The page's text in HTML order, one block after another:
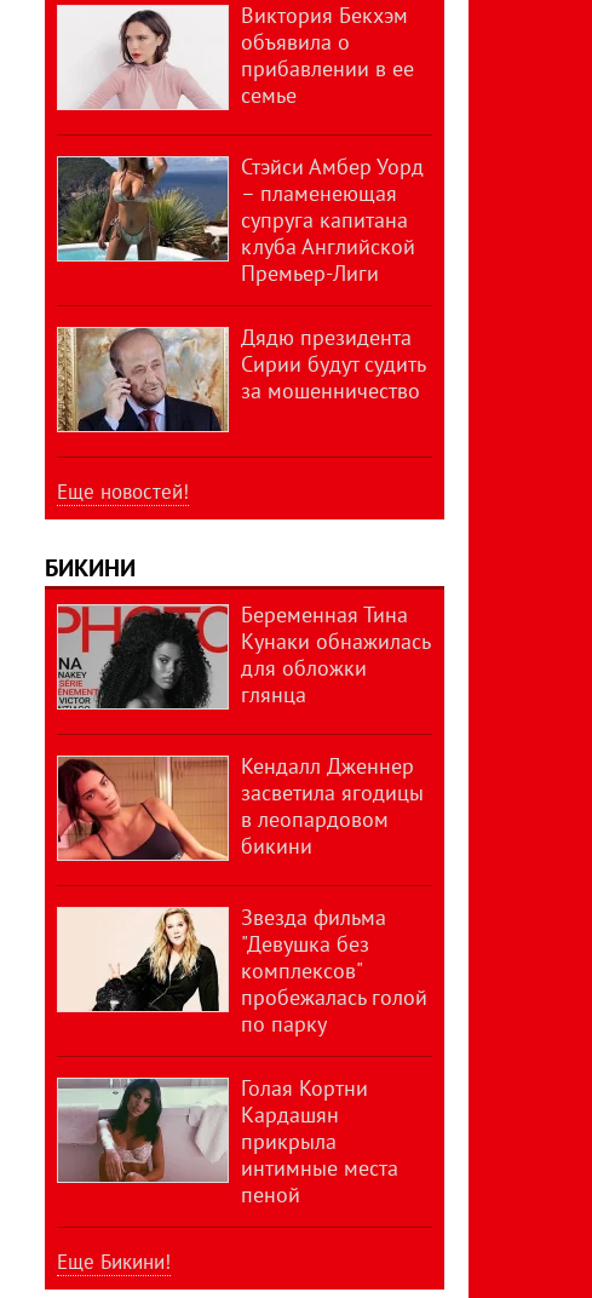
Виктория Бекхэм
объявила о
прибавлении в ее
семье
Стэйси Амбер Уорд
– пламенеющая
супруга капитана
клуба Английской
Премьер-Лиги
Дядю президента
Сирии будут судить
за мошенничество
Еще новостей!
БИКИНИ
Беременная Тина
Кунаки обнажилась
для обложки
глянца
Кендалл Дженнер
засветила ягодицы
в леопардовом
бикини
Звезда фильма
"Девушка без
комплексов"
пробежалась голой
по парку
Голая Кортни
Кардашян
прикрыла
интимные места
пеной
Еще Бикини!